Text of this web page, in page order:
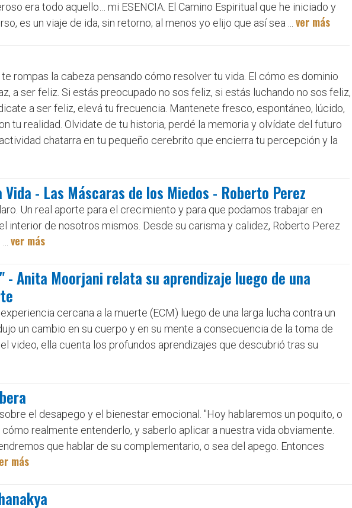
era todo aquello… mi ESENCIA. El Camino Espiritual que he iniciado y
es un viaje de ida, sin retorno; al menos yo elijo que así sea ... ver más
rompas la cabeza pensando cómo resolver tu vida. El cómo es dominio
a ser feliz. Si estás preocupado no sos feliz, si estás luchando no sos feliz,
a ser feliz, elevá tu frecuencia. Mantenete fresco, espontáneo, lúcido,
tu realidad. Olvidate de tu historia, perdé la memoria y olvídate del futuro
chatarra en tu pequeño cerebrito que encierra tu percepción y la
- Las Máscaras de los Miedos - Roberto Perez
Un real aporte para el crecimiento y para que podamos trabajar en
interior de nosotros mismos. Desde su carisma y calidez, Roberto Perez
ver más
- Anita Moorjani relata su aprendizaje luego de una
cercana a la muerte (ECM) luego de una larga lucha contra un
un cambio en su cuerpo y en su mente a consecuencia de la toma de
video, ella cuenta los profundos aprendizajes que descubrió tras su
el desapego y el bienestar emocional. "Hoy hablaremos un poquito, o
realmente entenderlo, y saberlo aplicar a nuestra vida obviamente.
que hablar de su complementario, o sea del apego. Entonces
más